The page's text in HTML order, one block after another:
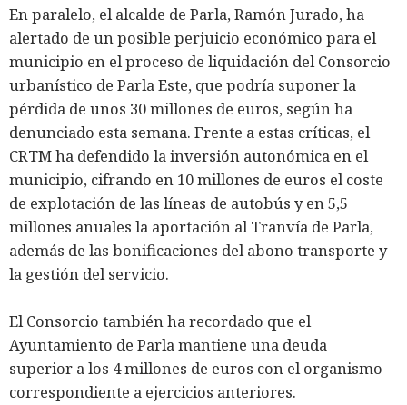
En paralelo, el alcalde de Parla, Ramón Jurado, ha
alertado de un posible perjuicio económico para el
municipio en el proceso de liquidación del Consorcio
urbanístico de Parla Este, que podría suponer la
pérdida de unos 30 millones de euros, según ha
denunciado esta semana. Frente a estas críticas, el
CRTM ha defendido la inversión autonómica en el
municipio, cifrando en 10 millones de euros el coste
de explotación de las líneas de autobús y en 5,5
millones anuales la aportación al Tranvía de Parla,
además de las bonificaciones del abono transporte y
la gestión del servicio.
El Consorcio también ha recordado que el
Ayuntamiento de Parla mantiene una deuda
superior a los 4 millones de euros con el organismo
correspondiente a ejercicios anteriores.